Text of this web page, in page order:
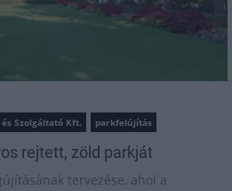
Szolgáltató Kft.
parkfelújítás
rejtett, zöld parkját
tervezése, ahol a